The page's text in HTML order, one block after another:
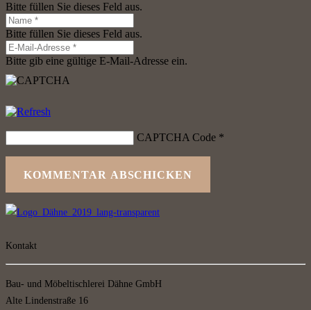
Bitte füllen Sie dieses Feld aus.
Bitte füllen Sie dieses Feld aus.
Bitte gib eine gültige E-Mail-Adresse ein.
CAPTCHA Code *
KOMMENTAR ABSCHICKEN
Kontakt
Bau- und Möbeltischlerei Dähne GmbH
Alte Lindenstraße 16